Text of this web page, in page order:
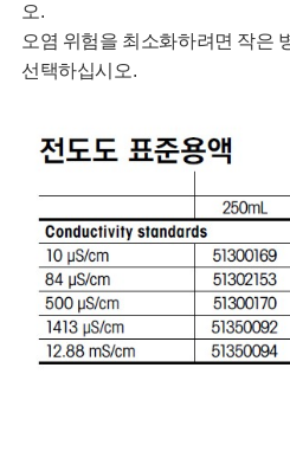
오.
오염 위험을 최소화하려면 작은
선택하십시오.